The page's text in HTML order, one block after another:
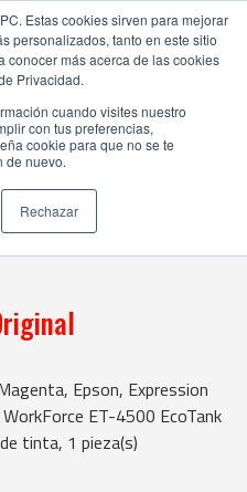
Estas cookies sirven para mejorar
personalizados, tanto en este sitio
conocer más acerca de las cookies
Privacidad.
cuando visites nuestro
con tus preferencias,
cookie para que no se te
de nuevo.
Rechazar
|Suministros para Impresión
Epson, Expression
ET-4500 EcoTank
tinta, 1 pieza(s)